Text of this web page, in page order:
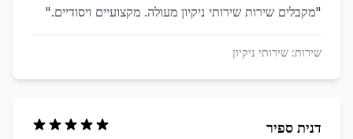
"מקבלים שירות שירותי ניקיון מעולה. מקצועיים ויסודיים."
שירות: שירותי ניקיון
דנית ספיר